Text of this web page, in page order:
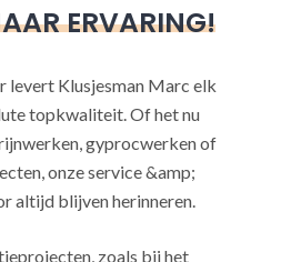
ERVARING!
levert Klusjesman Marc elk
topkwaliteit. Of het nu
gyprocwerken of
onze service &amp;
altijd blijven herinneren.
zoals bij het